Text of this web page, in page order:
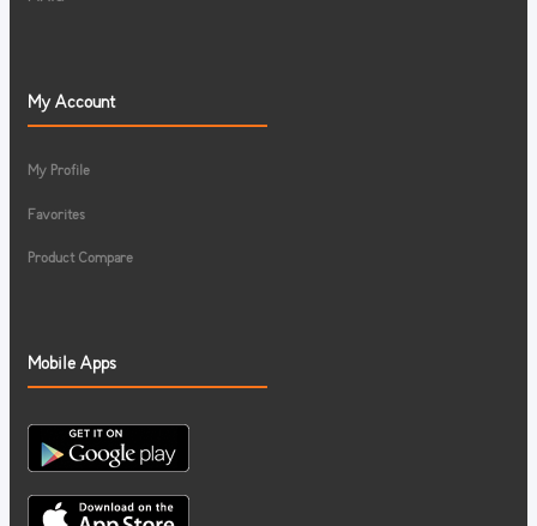
My Account
My Profile
Favorites
Product Compare
Mobile Apps